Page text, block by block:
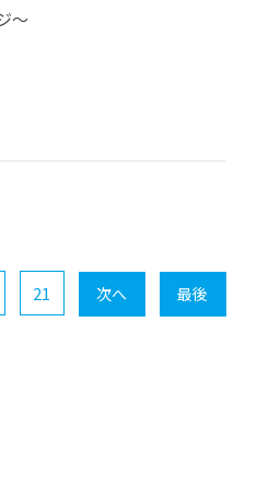
～
21 次へ 最後